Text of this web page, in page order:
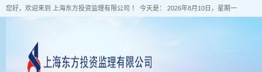
您好，欢迎来到 上海东方投资监理有限公司 ！ 今天是： 2026年8月10日，星期一